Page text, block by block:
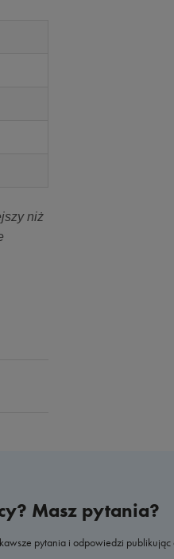
niż
Masz pytania?
pytania i odpowiedzi publikując